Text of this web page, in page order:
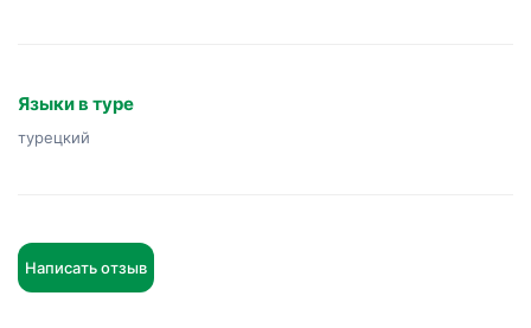
Языки в туре
турецкий
Написать отзыв